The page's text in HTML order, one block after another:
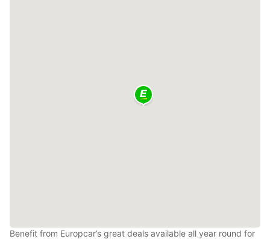
Benefit from Europcar’s great deals available all year round for